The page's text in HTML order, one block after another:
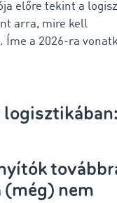
előre tekint a
arra, mire kell
a 2026-ra
logisztikában:
(még) nem